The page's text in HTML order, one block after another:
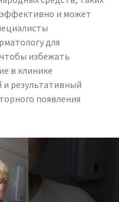
эффективно и может
для
избежать
в клинике
и результативный
появления